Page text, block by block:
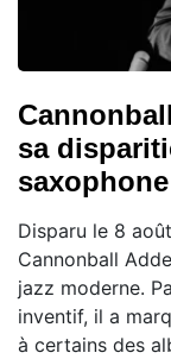
sa
Disparu le 8
Cannonball
jazz moderne.
inventif, il a
à certains des